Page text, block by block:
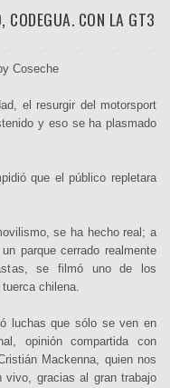
CON LA GT3
Coseche
el resurgir del motorsport
y eso se ha plasmado
que el público repletara
se ha hecho real; a
parque cerrado realmente
se filmó uno de los
chilena.
luchas que sólo se ven en
opinión compartida con
Mackenna, quien nos
vivo, gracias al gran trabajo